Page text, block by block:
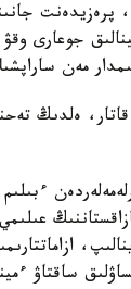
پرەزيدەنت
جوعارى
مەن
قاتار، ەلدىڭ
ءبىلىم
ساقتاۋ